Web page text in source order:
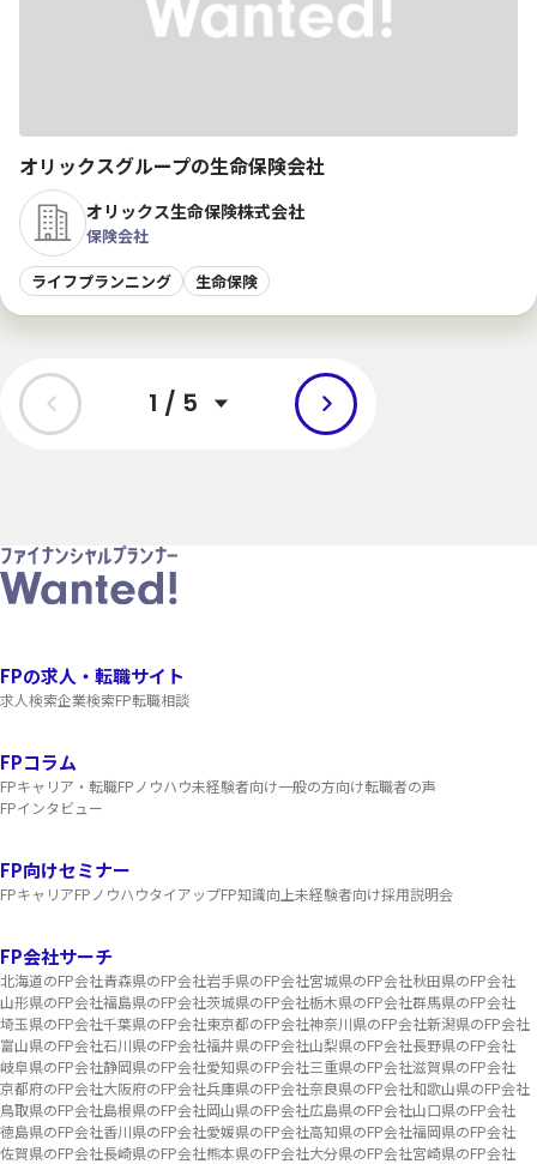
オリックスグループの生命保険会社
オリックス生命保険株式会社
保険会社
ライフプランニング
生命保険
FPの求人・転職サイト
求人検索企業検索FP転職相談
FPコラム
FPキャリア・転職FPノウハウ未経験者向け一般の方向け転職者の声
FPインタビュー
FP向けセミナー
FPキャリアFPノウハウタイアップFP知識向上未経験者向け採用説明会
FP会社サーチ
北海道のFP会社青森県のFP会社岩手県のFP会社宮城県のFP会社秋田県のFP会社
山形県のFP会社福島県のFP会社茨城県のFP会社栃木県のFP会社群馬県のFP会社
埼玉県のFP会社千葉県のFP会社東京都のFP会社神奈川県のFP会社新潟県のFP会社
富山県のFP会社石川県のFP会社福井県のFP会社山梨県のFP会社長野県のFP会社
岐阜県のFP会社静岡県のFP会社愛知県のFP会社三重県のFP会社滋賀県のFP会社
京都府のFP会社大阪府のFP会社兵庫県のFP会社奈良県のFP会社和歌山県のFP会社
鳥取県のFP会社島根県のFP会社岡山県のFP会社広島県のFP会社山口県のFP会社
徳島県のFP会社香川県のFP会社愛媛県のFP会社高知県のFP会社福岡県のFP会社
佐賀県のFP会社長崎県のFP会社熊本県のFP会社大分県のFP会社宮崎県のFP会社